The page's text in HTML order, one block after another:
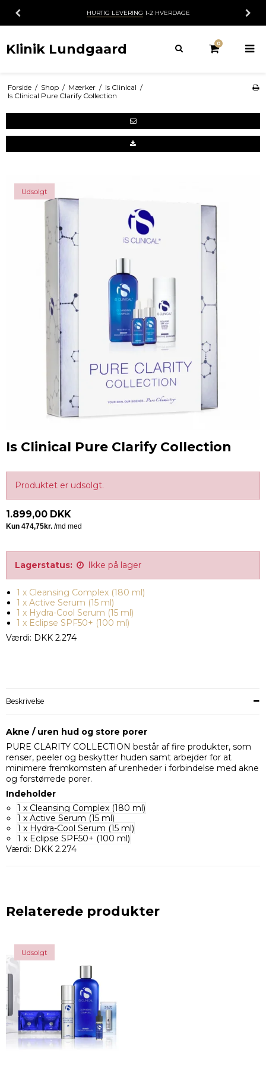
HURTIG LEVERING 1-2 HVERDAGE
Klinik Lundgaard 0
Forside / Shop / Mærker / Is Clinical /
Is Clinical Pure Clarify Collection
Udsolgt
Is Clinical Pure Clarify Collection
Produktet er udsolgt.
1.899,00 DKK
Lagerstatus: Ikke på lager
1 x Cleansing Complex (180 ml)
1 x Active Serum (15 ml)
1 x Hydra-Cool Serum (15 ml)
1 x Eclipse SPF50+ (100 ml)
Værdi: DKK 2.274
Beskrivelse
Akne / uren hud og store porer
PURE CLARITY COLLECTION består af fire produkter, som
renser, peeler og beskytter huden samt arbejder for at
minimere fremkomsten af urenheder i forbindelse med akne
og forstørrede porer.
Indeholder
1 x Cleansing Complex (180 ml)
1 x Active Serum (15 ml)
1 x Hydra-Cool Serum (15 ml)
1 x Eclipse SPF50+ (100 ml)
Værdi: DKK 2.274
Relaterede produkter
Udsolgt